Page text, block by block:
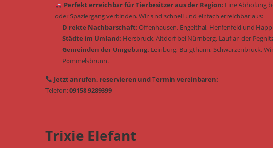
Perfekt erreichbar für Tierbesitzer aus der Region: Eine Abholung
oder Spaziergang verbinden. Wir sind schnell und einfach erreichbar aus:
Direkte Nachbarschaft: Offenhausen, Engelthal, Henfenfeld und
Städte im Umland: Hersbruck, Altdorf bei Nürnberg, Lauf an der
Gemeinden der Umgebung: Leinburg, Burgthann, Schwarzenbruck,
Pommelsbrunn.
Jetzt anrufen, reservieren und Termin vereinbaren:
Telefon:09158 9289399
Trixie Elefant